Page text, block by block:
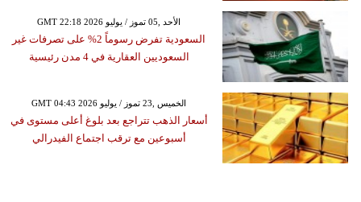
GMT 22:18 2026 الأحد ,05 تموز / يوليو
السعودية تفرض رسوماً 2% على تصرفات غير
السعوديين العقارية في 4 مدن رئيسية
GMT 04:43 2026 الخميس ,23 تموز / يوليو
أسعار الذهب تتراجع بعد بلوغ أعلى مستوى في
أسبوعين مع ترقب اجتماع الفيدرالي